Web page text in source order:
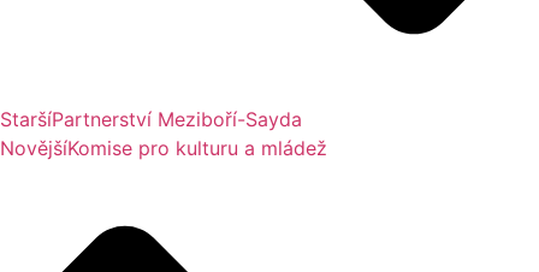
StaršíPartnerství Meziboří-Sayda
NovějšíKomise pro kulturu a mládež